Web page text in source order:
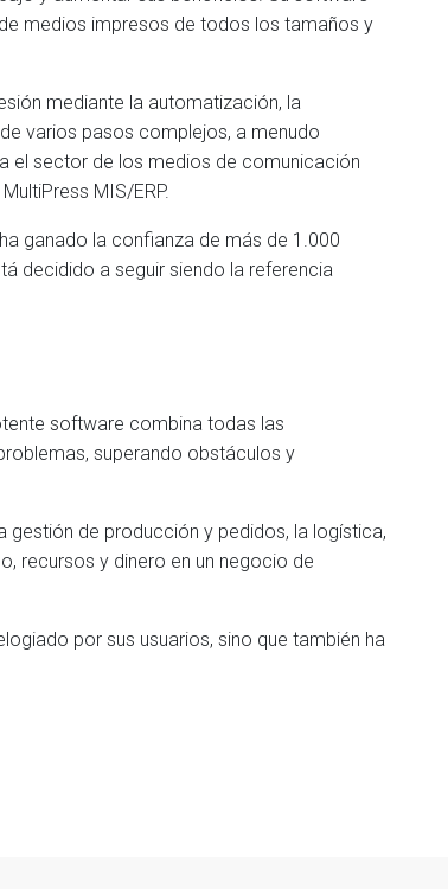
medios impresos de todos los tamaños y
mediante la automatización, la
varios pasos complejos, a menudo
el sector de los medios de comunicación
MIS/ERP.
ganado la confianza de más de 1.000
decidido a seguir siendo la referencia
software combina todas las
superando obstáculos y
gestión de producción y pedidos, la logística,
recursos y dinero en un negocio de
por sus usuarios, sino que también ha